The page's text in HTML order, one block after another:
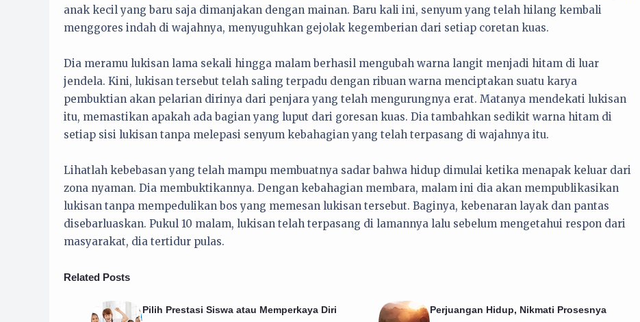
anak kecil yang baru saja dimanjakan dengan mainan. Baru kali ini, senyum yang telah hilang kembali
menggores indah di wajahnya, menyuguhkan gejolak kegemberian dari setiap coretan kuas.
Dia meramu lukisan lama sekali hingga malam berhasil mengubah warna langit menjadi hitam di luar
jendela. Kini, lukisan tersebut telah saling terpadu dengan ribuan warna menciptakan suatu karya
pembuktian akan pelarian dirinya dari penjara yang telah mengurungnya erat. Matanya mendekati lukisan
itu, memastikan apakah ada bagian yang luput dari goresan kuas. Dia tambahkan sedikit warna hitam di
setiap sisi lukisan tanpa melepasi senyum kebahagian yang telah terpasang di wajahnya itu.
Lihatlah kebebasan yang telah mampu membuatnya sadar bahwa hidup dimulai ketika menapak keluar dari
zona nyaman. Dia membuktikannya. Dengan kebahagian membara, malam ini dia akan mempublikasikan
lukisan tanpa mempedulikan bos yang memesan lukisan tersebut. Baginya, kebenaran layak dan pantas
disebarluaskan. Pukul 10 malam, lukisan telah terpasang di lamannya lalu sebelum mengetahui respon dari
masyarakat, dia tertidur pulas.
Related Posts
Pilih Prestasi Siswa atau Memperkaya Diri Perjuangan Hidup, Nikmati Prosesnya